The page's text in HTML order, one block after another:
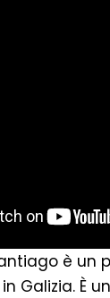
è un
Galizia. È